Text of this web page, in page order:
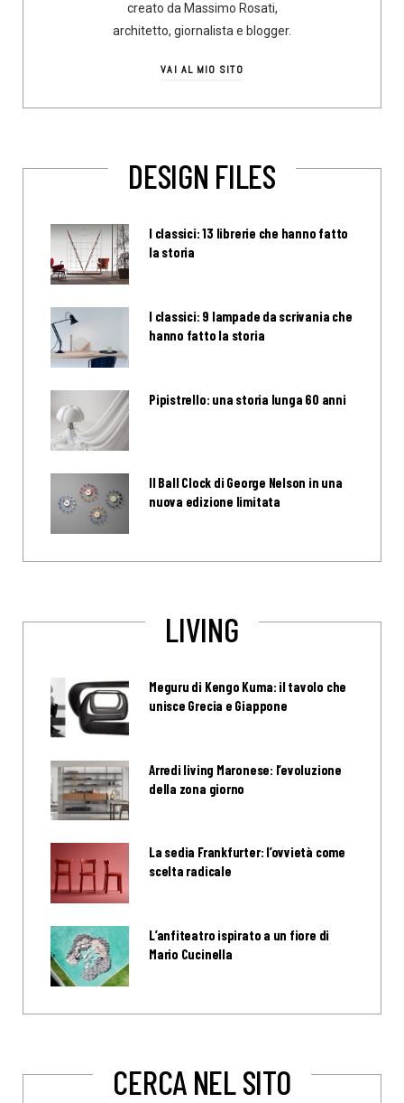
creato da Massimo Rosati,
architetto, giornalista e blogger.
VAI AL MIO SITO
DESIGN FILES
I classici: 13 librerie che hanno fatto
la storia
I classici: 9 lampade da scrivania che
hanno fatto la storia
Pipistrello: una storia lunga 60 anni
Il Ball Clock di George Nelson in una
nuova edizione limitata
LIVING
Meguru di Kengo Kuma: il tavolo che
unisce Grecia e Giappone
Arredi living Maronese: l’evoluzione
della zona giorno
La sedia Frankfurter: l’ovvietà come
scelta radicale
L’anfiteatro ispirato a un fiore di
Mario Cucinella
CERCA NEL SITO